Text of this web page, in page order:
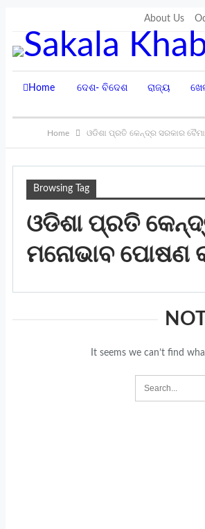
About Us
Home ଦେଶ- ବିଦେଶ ରାଜ୍ୟ
Home ଓଡିଶା ପ୍ରତି କେନ୍ଦ୍ର ସରକାର
Browsing Tag
ଓଡିଶା ପ୍ରତି
ମନୋଭାବ ପୋଷଣ
It seems we can’t find